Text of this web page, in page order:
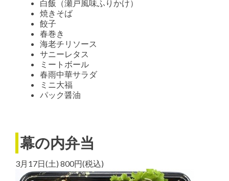
白飯（瀬戸風味ふりかけ）
焼きそば
餃子
春巻き
海老チリソース
サニーレタス
ミートボール
春雨中華サラダ
ミニ大福
パック醤油
幕の内弁当
3月17日(土) 800円(税込)